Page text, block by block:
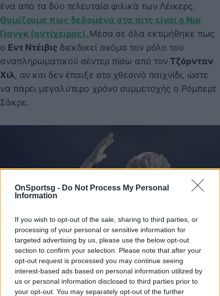
OnSportsg - Do Not Process My Personal
Information
If you wish to opt-out of the sale, sharing to third parties, or
processing of your personal or sensitive information for
targeted advertising by us, please use the below opt-out
section to confirm your selection. Please note that after your
opt-out request is processed you may continue seeing
interest-based ads based on personal information utilized by
us or personal information disclosed to third parties prior to
your opt-out. You may separately opt-out of the further
ένα από τα δύο τελευταία φιλικά των Λέικερς.
Θυμίζουμε πως δεδομένα στα πιτς είναι ο Νικ
Γιανγκ (αντίχειρας). Μέσα σε όλα εκτιμήθηκε πως
ο Εντ Ντέιβις διεκδικεί ακόμα τον ρόλο του
αναπληρωματικού σέντερ πίσω από τον Τζόρνταν
Χιλ, αν και δεν έπαιξε στο χθεσινό παιχνίδι, ώστε
να πάρει μεγαλύτερο χρόνο συμμετοχής ο Ρόμπερτ
Σάκρε.